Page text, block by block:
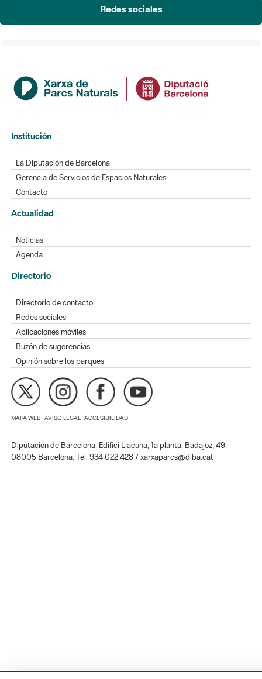
Redes sociales
Institución
La Diputación de Barcelona
Gerencia de Servicios de Espacios Naturales
Contacto
Actualidad
Noticias
Agenda
Directorio
Directorio de contacto
Redes sociales
Aplicaciones móviles
Buzón de sugerencias
Opinión sobre los parques
MAPA WEB AVISO LEGAL ACCESIBILIDAD
Diputación de Barcelona. Edifici Llacuna, 1a planta. Badajoz, 49.
08005 Barcelona. Tel. 934 022 428 / xarxaparcs@diba.cat